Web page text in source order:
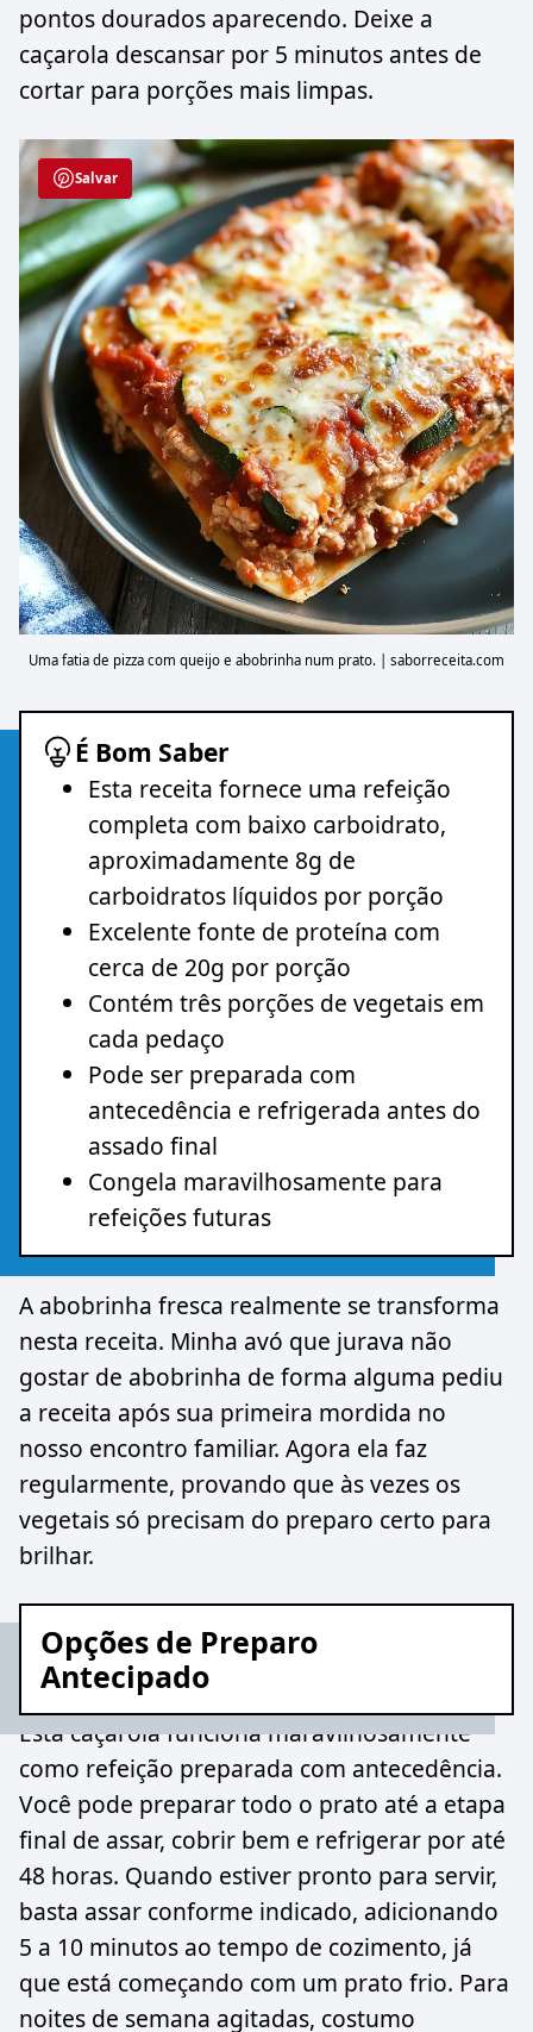
pontos dourados aparecendo. Deixe a
caçarola descansar por 5 minutos antes de
cortar para porções mais limpas.
Salvar
Uma fatia de pizza com queijo e abobrinha num prato. | saborreceita.com
É Bom Saber
Esta receita fornece uma refeição
completa com baixo carboidrato,
aproximadamente 8g de
carboidratos líquidos por porção
Excelente fonte de proteína com
cerca de 20g por porção
Contém três porções de vegetais em
cada pedaço
Pode ser preparada com
antecedência e refrigerada antes do
assado final
Congela maravilhosamente para
refeições futuras
A abobrinha fresca realmente se transforma
nesta receita. Minha avó que jurava não
gostar de abobrinha de forma alguma pediu
a receita após sua primeira mordida no
nosso encontro familiar. Agora ela faz
regularmente, provando que às vezes os
vegetais só precisam do preparo certo para
brilhar.
Opções de Preparo
Antecipado
Esta caçarola funciona maravilhosamente
como refeição preparada com antecedência.
Você pode preparar todo o prato até a etapa
final de assar, cobrir bem e refrigerar por até
48 horas. Quando estiver pronto para servir,
basta assar conforme indicado, adicionando
5 a 10 minutos ao tempo de cozimento, já
que está começando com um prato frio. Para
noites de semana agitadas, costumo